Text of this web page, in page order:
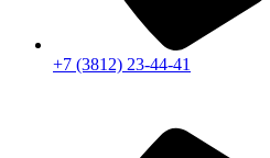
+7 (3812) 23-44-41